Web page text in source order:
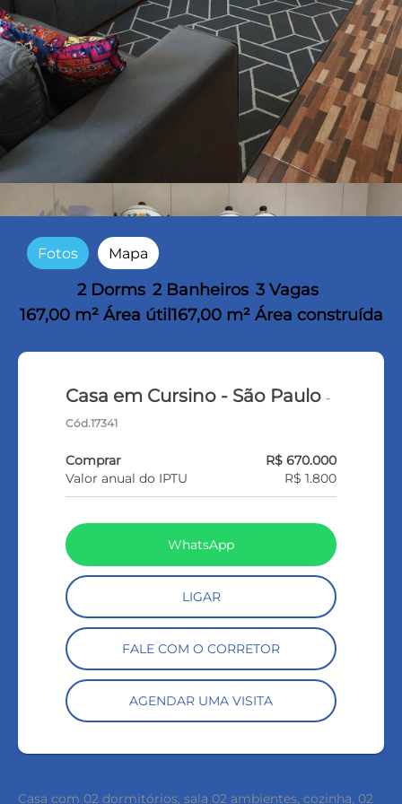
Fotos Mapa
2 Dorms 2 Banheiros 3 Vagas
167,00 m² Área útil167,00 m² Área construída
Casa em Cursino - São Paulo -
Cód.17341
Comprar
R$ 670.000
Valor anual do IPTU
R$ 1.800
WhatsApp
LIGAR
FALE COM O CORRETOR
AGENDAR UMA VISITA
Casa com 02 dormitórios, sala 02 ambientes, cozinha, 02